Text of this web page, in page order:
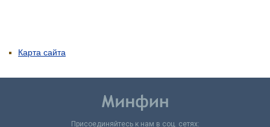
Карта сайта
Присоединяйтесь к нам в соц. сетях: